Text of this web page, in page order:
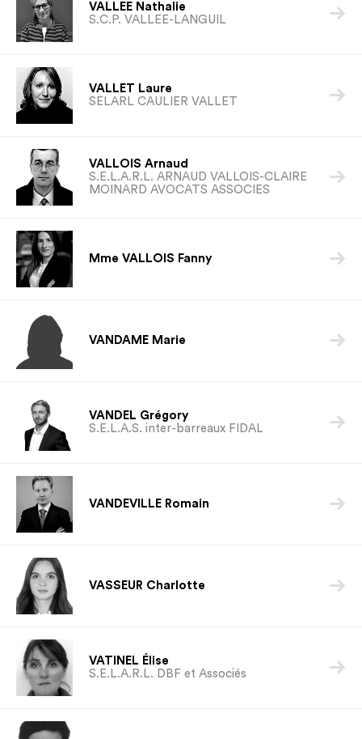
VALLEE Nathalie
S.C.P. VALLEE-LANGUIL

VALLET Laure
SELARL CAULIER VALLET

VALLOIS Arnaud
S.E.L.A.R.L. ARNAUD VALLOIS-CLAIRE
MOINARD AVOCATS ASSOCIES

Mme VALLOIS Fanny 
VANDAME Marie 
VANDEL Grégory
S.E.L.A.S. inter-barreaux FIDAL

VANDEVILLE Romain 
VASSEUR Charlotte 
VATINEL Élise
S.E.L.A.R.L. DBF et Associés
